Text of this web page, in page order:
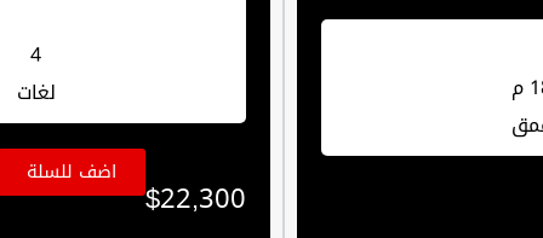
م
4
لغات
$22,300
اضف للسلة